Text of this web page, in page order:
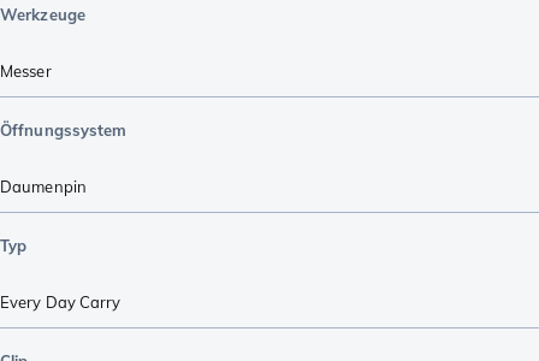
Werkzeuge
Messer
Öffnungssystem
Daumenpin
Typ
Every Day Carry